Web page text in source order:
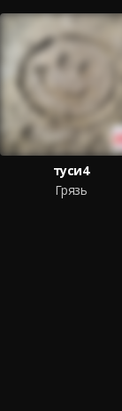
туси4
Грязь